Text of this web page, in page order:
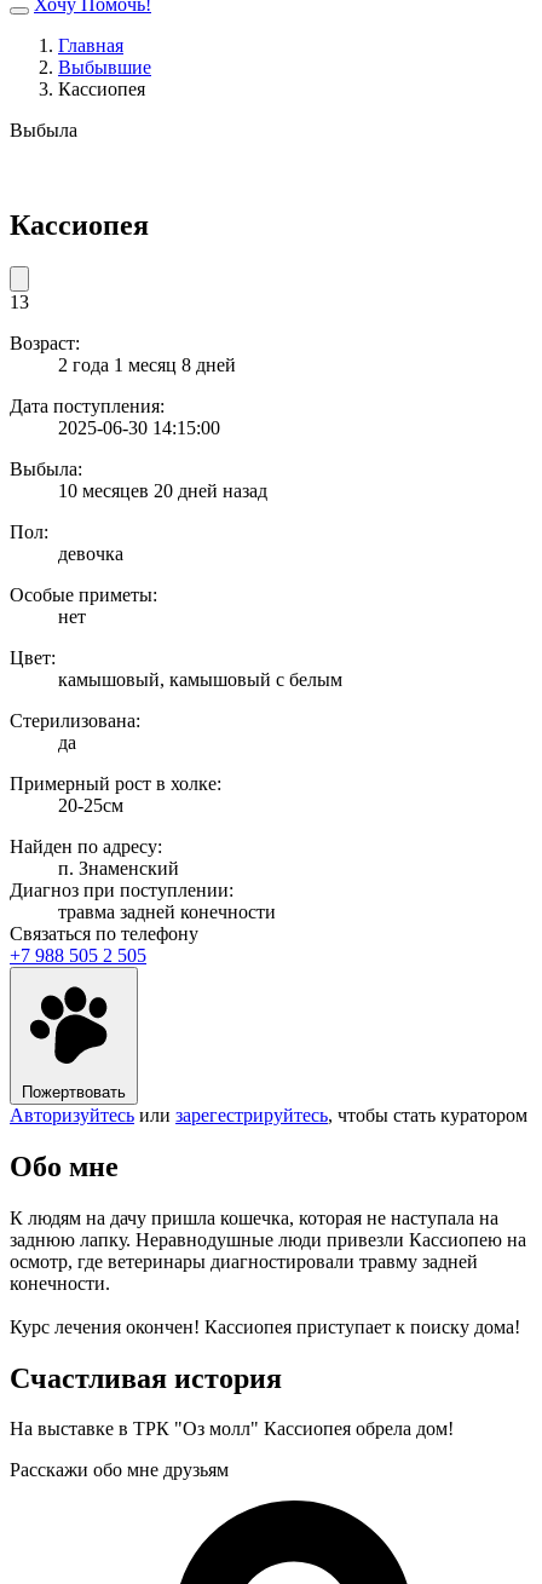
Хочу Помочь!
Главная
Выбывшие
Кассиопея
Выбыла
Кассиопея
13
Возраст:
2 года 1 месяц 8 дней
Дата поступления:
2025-06-30 14:15:00
Выбыла:
10 месяцев 20 дней назад
Пол:
девочка
Особые приметы:
нет
Цвет:
камышовый, камышовый с белым
Стерилизована:
да
Примерный рост в холке:
20-25см
Найден по адресу:
п. Знаменский
Диагноз при поступлении:
травма задней конечности
Связаться по телефону
+7 988 505 2 505
Пожертвовать
Авторизуйтесь или зарегестрируйтесь, чтобы стать куратором
Обо мне
К людям на дачу пришла кошечка, которая не наступала на
заднюю лапку. Неравнодушные люди привезли Кассиопею на
осмотр, где ветеринары диагностировали травму задней
конечности.
Курс лечения окончен! Кассиопея приступает к поиску дома!
Счастливая история
На выставке в ТРК "Оз молл" Кассиопея обрела дом!
Расскажи обо мне друзьям